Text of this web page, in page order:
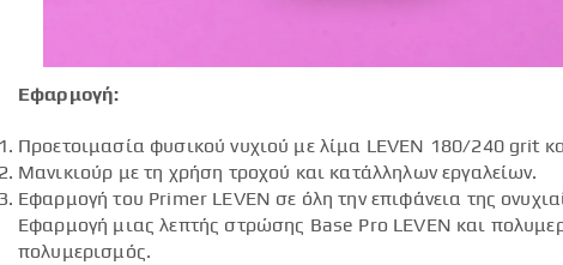
Εφαρμογή:
Προετοιμασία φυσικού νυχιού με λίμα LEVEN 180/240 grit
Μανικιούρ με τη χρήση τροχού και κατάλληλων εργαλείων.
Εφαρμογή του Primer LEVEN σε όλη την επιφάνεια της
Εφαρμογή μιας λεπτής στρώσης Base Pro LEVEN και
πολυμερισμός.